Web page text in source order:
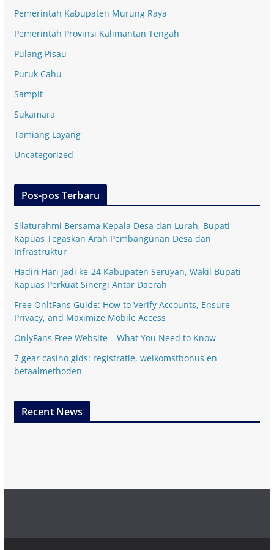
Pemerintah Kabupaten Murung Raya
Pemerintah Provinsi Kalimantan Tengah
Pulang Pisau
Puruk Cahu
Sampit
Sukamara
Tamiang Layang
Uncategorized
Pos-pos Terbaru
Silaturahmi Bersama Kepala Desa dan Lurah, Bupati
Kapuas Tegaskan Arah Pembangunan Desa dan
Infrastruktur
Hadiri Hari Jadi ke-24 Kabupaten Seruyan, Wakil Bupati
Kapuas Perkuat Sinergi Antar Daerah
Free OnltFans Guide: How to Verify Accounts, Ensure
Privacy, and Maximize Mobile Access
OnlyFans Free Website – What You Need to Know
7 gear casino gids: registratie, welkomstbonus en
betaalmethoden
Recent News